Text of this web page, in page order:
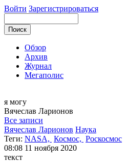
Войти Зарегистрироваться
Обзор
Архив
Журнал
Мегаполис
я могу
Вячеслав Ларионов
Все записи
Вячеслав Ларионов Наука
Теги: NASA, Космос, Роскосмос
08:08 11 ноября 2020
текст